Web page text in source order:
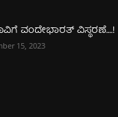
ವಂದೇಭಾರತ್‌ ವಿಸ್ಥರಣೆ….!
15, 2023